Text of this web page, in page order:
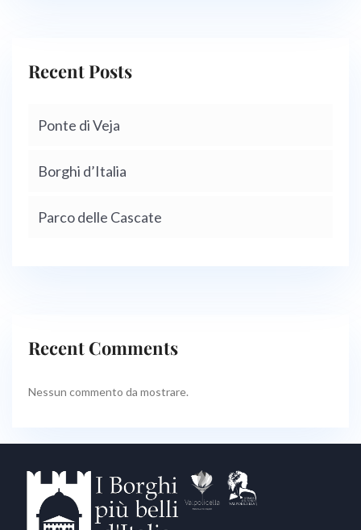
Recent Posts
Ponte di Veja
Borghi d’Italia
Parco delle Cascate
Recent Comments
Nessun commento da mostrare.